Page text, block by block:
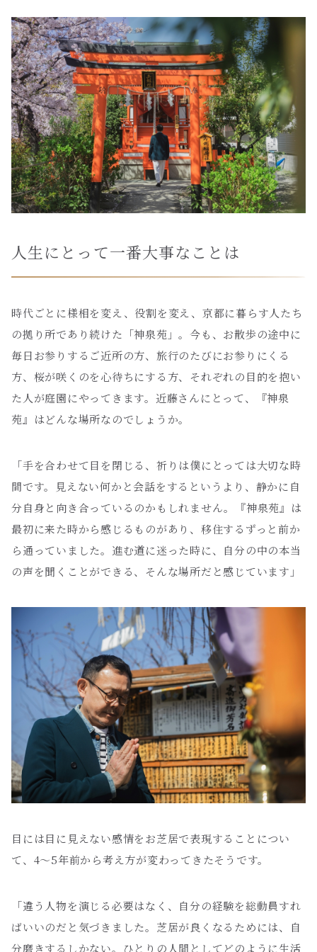
人生にとって一番大事なことは
時代ごとに様相を変え、役割を変え、京都に暮らす人たち
の拠り所であり続けた「神泉苑」。今も、お散歩の途中に
毎日お参りするご近所の方、旅行のたびにお参りにくる
方、桜が咲くのを心待ちにする方、それぞれの目的を抱い
た人が庭園にやってきます。近藤さんにとって、『神泉
苑』はどんな場所なのでしょうか。
「手を合わせて目を閉じる、祈りは僕にとっては大切な時
間です。見えない何かと会話をするというより、静かに自
分自身と向き合っているのかもしれません。『神泉苑』は
最初に来た時から感じるものがあり、移住するずっと前か
ら通っていました。進む道に迷った時に、自分の中の本当
の声を聞くことができる、そんな場所だと感じています」
目には目に見えない感情をお芝居で表現することについ
て、4〜5年前から考え方が変わってきたそうです。
「違う人物を演じる必要はなく、自分の経験を総動員すれ
ばいいのだと気づきました。芝居が良くなるためには、自
分磨きするしかない。ひとりの人間としてどのように生活